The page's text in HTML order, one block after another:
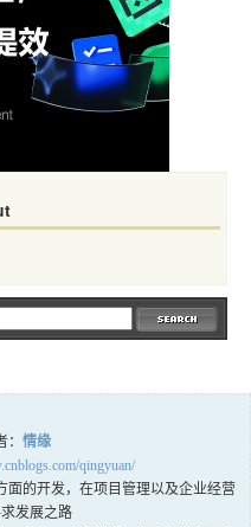
： 情缘
qingyuan/
面的开发，在项目管理以及企业经营
发展之路